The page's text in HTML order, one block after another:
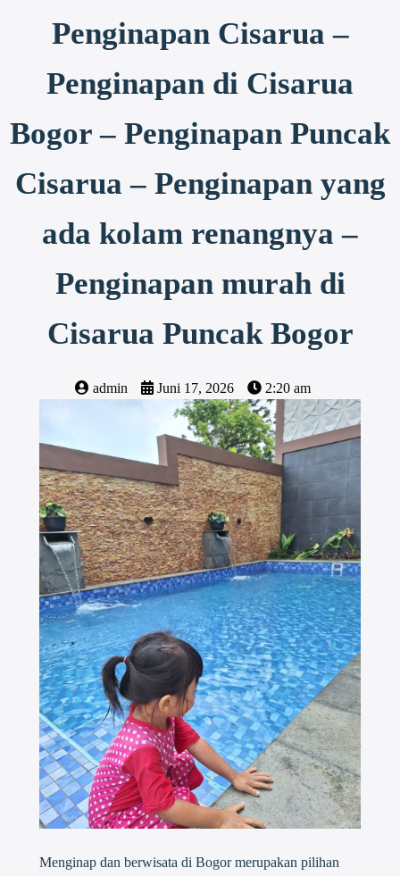
Penginapan Cisarua –
Penginapan di Cisarua
Bogor – Penginapan Puncak
Cisarua – Penginapan yang
ada kolam renangnya –
Penginapan murah di
Cisarua Puncak Bogor
admin Juni 17, 2026 2:20 am
Menginap dan berwisata di Bogor merupakan pilihan